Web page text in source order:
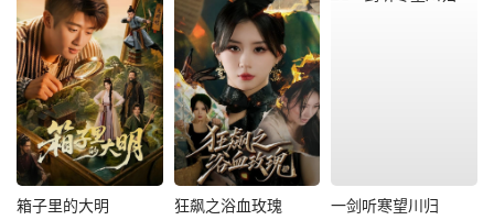
箱子里的大明 狂飙之浴血玫瑰 一剑听寒望川归